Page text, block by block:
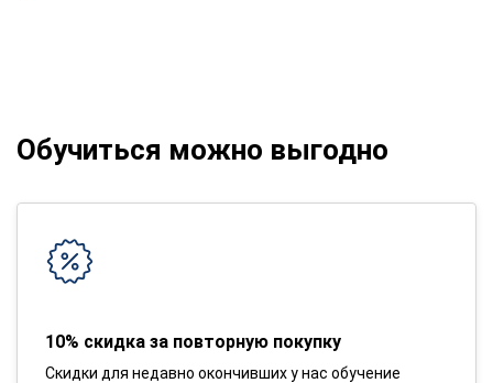
Обучиться можно выгодно
10% скидка за повторную покупку
Скидки для недавно окончивших у нас обучение